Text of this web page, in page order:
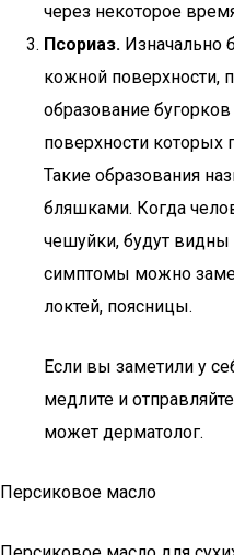
через некоторое
Псориаз. Изначально
кожной поверхности,
образование
поверхности которых
Такие образования
бляшками. Когда
чешуйки, будут
симптомы можно
локтей, поясницы.
Если вы заметили у
медлите и
может дерматолог.
Персиковое масло